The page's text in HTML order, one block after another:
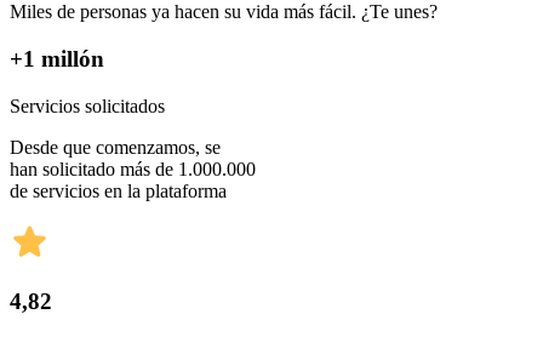
Miles de personas ya hacen su vida más fácil. ¿Te unes?
+1 millón
Servicios solicitados
Desde que comenzamos, se
han solicitado más de 1.000.000
de servicios en la plataforma
4,82